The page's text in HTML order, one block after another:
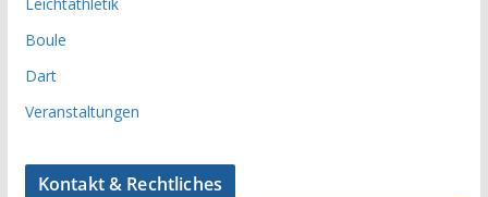
Boule
Dart
Veranstaltungen
Kontakt & Rechtliches